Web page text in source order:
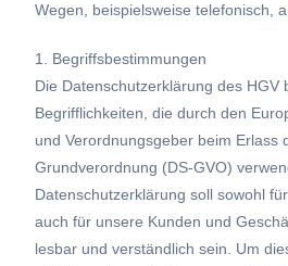
Wegen, beispielsweise telefonisch,
1. Begriffsbestimmungen
Die Datenschutzerklärung des HGV
Begrifflichkeiten, die durch den
und Verordnungsgeber beim Erlass
Grundverordnung (DS-GVO)
Datenschutzerklärung soll sowohl
auch für unsere Kunden und
lesbar und verständlich sein. Um